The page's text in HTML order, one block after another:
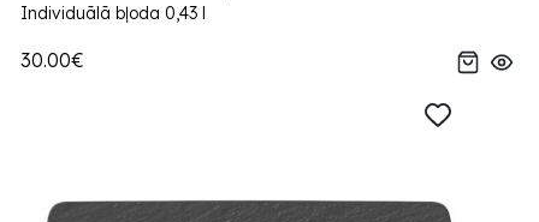
Individuālā bļoda 0,43 l
30.00€